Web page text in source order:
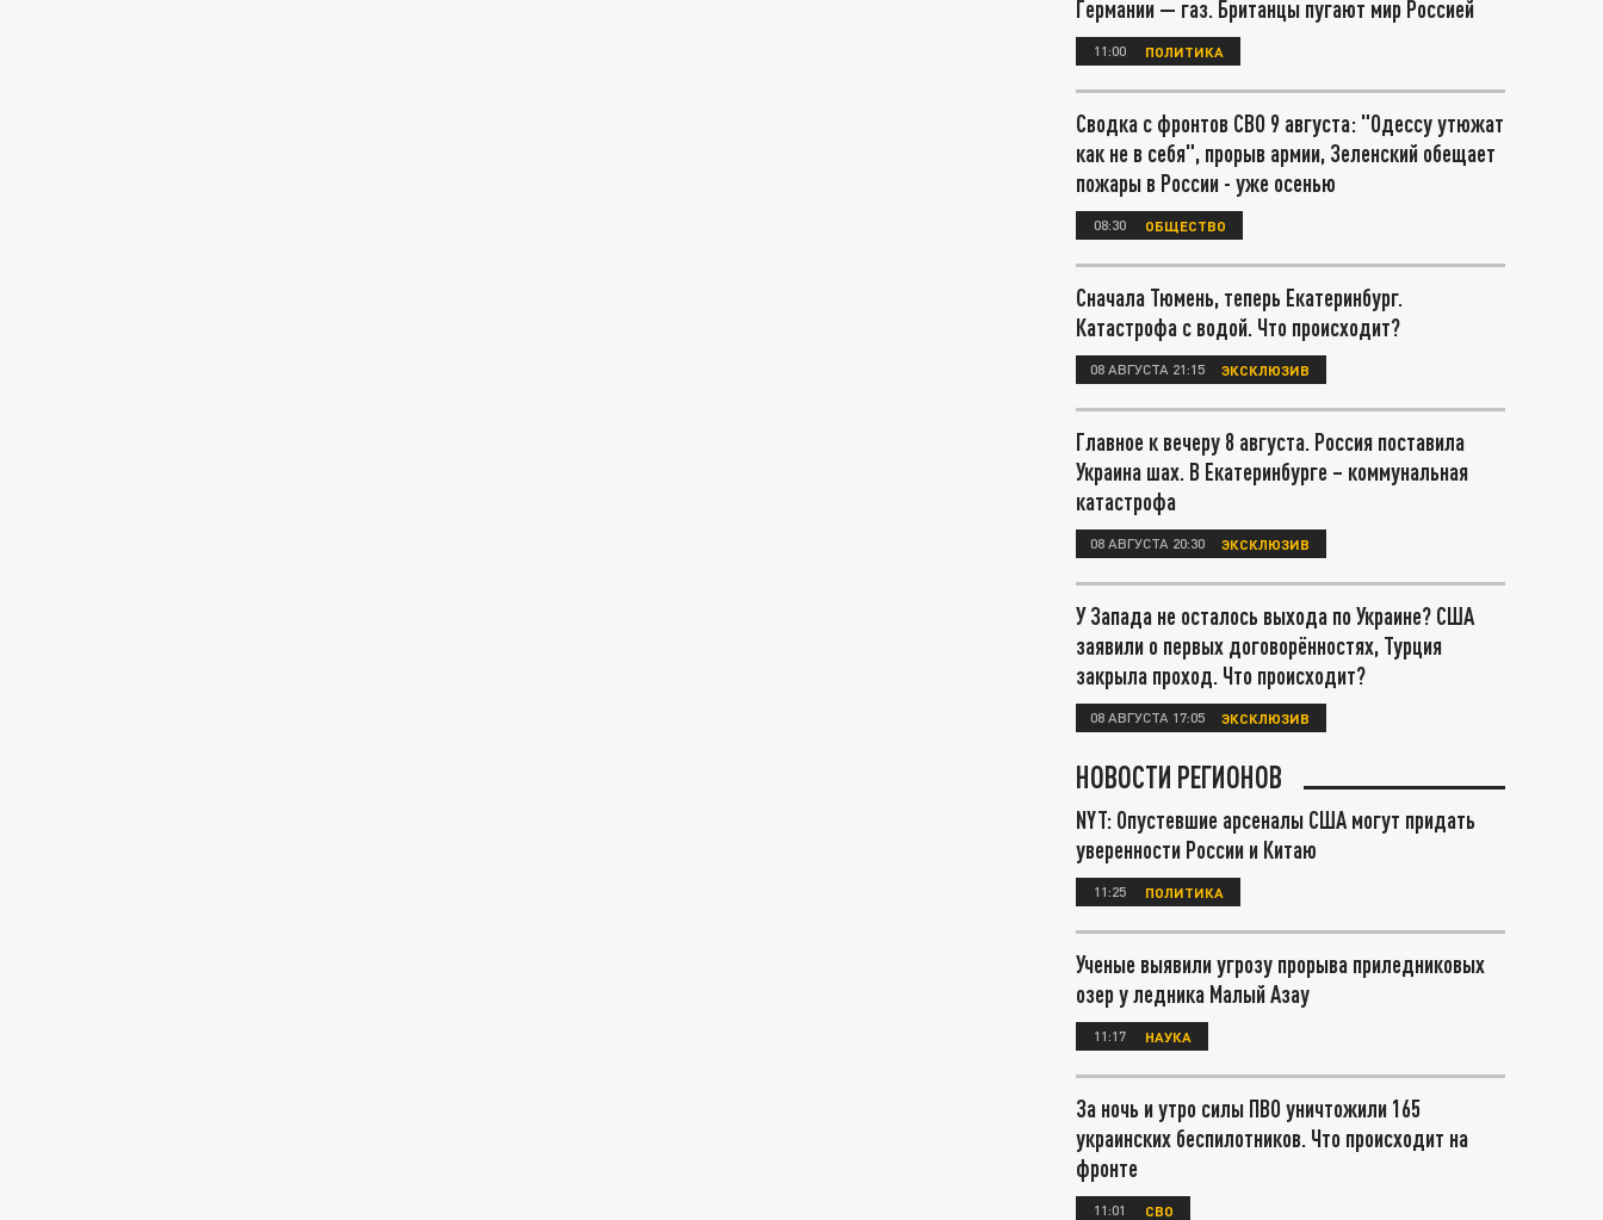
Германии — газ. Британцы пугают мир Россией
11:00 ПОЛИТИКА
Сводка с фронтов СВО 9 августа: "Одессу утюжат
как не в себя", прорыв армии, Зеленский обещает
пожары в России - уже осенью
08:30 ОБЩЕСТВО
Сначала Тюмень, теперь Екатеринбург.
Катастрофа с водой. Что происходит?
08 АВГУСТА 21:15 ЭКСКЛЮЗИВ
Главное к вечеру 8 августа. Россия поставила
Украина шах. В Екатеринбурге – коммунальная
катастрофа
08 АВГУСТА 20:30 ЭКСКЛЮЗИВ
У Запада не осталось выхода по Украине? США
заявили о первых договорённостях, Турция
закрыла проход. Что происходит?
08 АВГУСТА 17:05 ЭКСКЛЮЗИВ
НОВОСТИ РЕГИОНОВ
NYT: Опустевшие арсеналы США могут придать
уверенности России и Китаю
11:25 ПОЛИТИКА
Ученые выявили угрозу прорыва приледниковых
озер у ледника Малый Азау
11:17 НАУКА
За ночь и утро силы ПВО уничтожили 165
украинских беспилотников. Что происходит на
фронте
11:01 СВО